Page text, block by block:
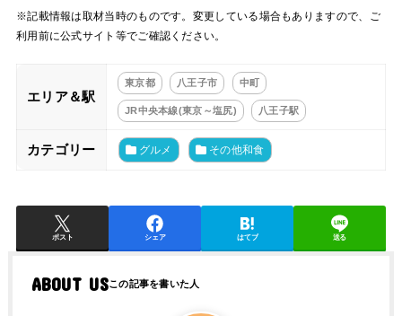
※記載情報は取材当時のものです。変更している場合もありますので、ご
利用前に公式サイト等でご確認ください。
エリア＆駅
東京都 八王子市 中町
JR中央本線(東京～塩尻) 八王子駅
カテゴリー グルメ その他和食
ポスト シェア はてブ 送る
ABOUT US